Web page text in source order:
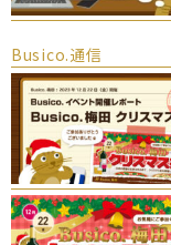
Busico.通信